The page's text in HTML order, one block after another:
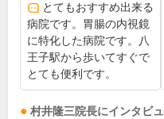
とてもおすすめ出来る
病院です。胃腸の内視鏡
に特化した病院です。八
王子駅から歩いてすぐで
とても便利です。
村井隆三院長にインタビ